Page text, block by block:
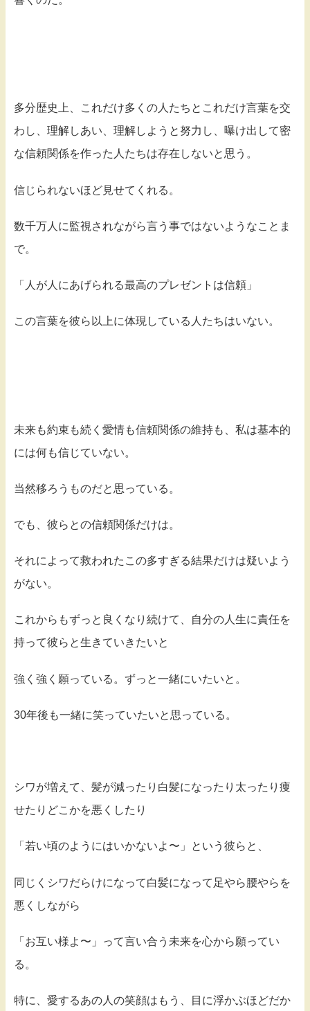
多分歴史上、これだけ多くの人たちとこれだけ言葉を交
わし、理解しあい、理解しようと努力し、曝け出して密
な信頼関係を作った人たちは存在しないと思う。
信じられないほど見せてくれる。
数千万人に監視されながら言う事ではないようなことま
で。
「人が人にあげられる最高のプレゼントは信頼」
この言葉を彼ら以上に体現している人たちはいない。
未来も約束も続く愛情も信頼関係の維持も、私は基本的
には何も信じていない。
当然移ろうものだと思っている。
でも、彼らとの信頼関係だけは。
それによって救われたこの多すぎる結果だけは疑いよう
がない。
これからもずっと良くなり続けて、自分の人生に責任を
持って彼らと生きていきたいと
強く強く願っている。ずっと一緒にいたいと。
30年後も一緒に笑っていたいと思っている。
シワが増えて、髪が減ったり白髪になったり太ったり痩
せたりどこかを悪くしたり
「若い頃のようにはいかないよ〜」という彼らと、
同じくシワだらけになって白髪になって足やら腰やらを
悪くしながら
「お互い様よ〜」って言い合う未来を心から願ってい
る。
特に、愛するあの人の笑顔はもう、目に浮かぶほどだか